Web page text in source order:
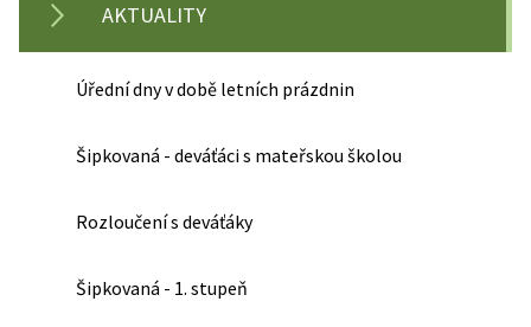
AKTUALITY
Úřední dny v době letních prázdnin
Šipkovaná - deváťáci s mateřskou školou
Rozloučení s deváťáky
Šipkovaná - 1. stupeň